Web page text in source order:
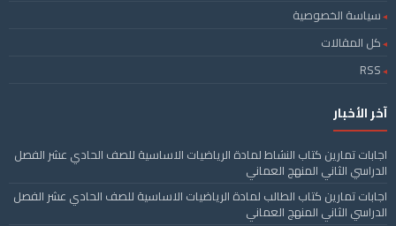
سياسة الخصوصية
كل المقالات
RSS
آخر الأخبار
اجابات تمارين كتاب النشاط لمادة الرياضيات الاساسية للصف الحادي عشر الفصل
الدراسي الثاني المنهج العماني
اجابات تمارين كتاب الطالب لمادة الرياضيات الاساسية للصف الحادي عشر الفصل
الدراسي الثاني المنهج العماني